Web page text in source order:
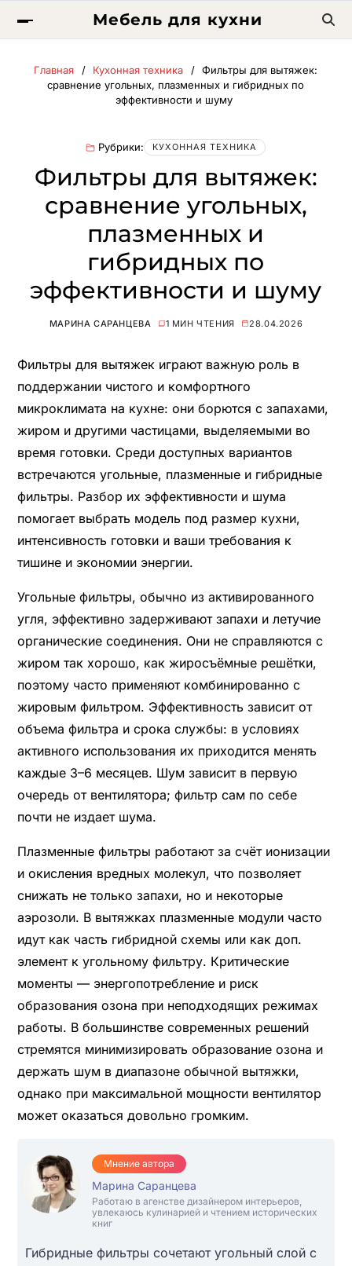
Мебель для кухни
Главная Кухонная техника
Фильтры для вытяжек:
сравнение угольных, плазменных и гибридных по
эффективности и шуму
Рубрики: КУХОННАЯ ТЕХНИКА
Фильтры для вытяжек:
сравнение угольных,
плазменных и
гибридных по
эффективности и шуму
МАРИНА САРАНЦЕВА 1 МИН ЧТЕНИЯ 28.04.2026
Фильтры для вытяжек играют важную роль в
поддержании чистого и комфортного
микроклимата на кухне: они борются с запахами,
жиром и другими частицами, выделяемыми во
время готовки. Среди доступных вариантов
встречаются угольные, плазменные и гибридные
фильтры. Разбор их эффективности и шума
помогает выбрать модель под размер кухни,
интенсивность готовки и ваши требования к
тишине и экономии энергии.
Угольные фильтры, обычно из активированного
угля, эффективно задерживают запахи и летучие
органические соединения. Они не справляются с
жиром так хорошо, как жиросъёмные решётки,
поэтому часто применяют комбинированно с
жировым фильтром. Эффективность зависит от
объема фильтра и срока службы: в условиях
активного использования их приходится менять
каждые 3–6 месяцев. Шум зависит в первую
очередь от вентилятора; фильтр сам по себе
почти не издает шума.
Плазменные фильтры работают за счёт ионизации
и окисления вредных молекул, что позволяет
снижать не только запахи, но и некоторые
аэрозоли. В вытяжках плазменные модули часто
идут как часть гибридной схемы или как доп.
элемент к угольному фильтру. Критические
моменты — энергопотребление и риск
образования озона при неподходящих режимах
работы. В большинстве современных решений
стремятся минимизировать образование озона и
держать шум в диапазоне обычной вытяжки,
однако при максимальной мощности вентилятор
может оказаться довольно громким.
Мнение автора
Марина Саранцева
Работаю в агенстве дизайнером интерьеров,
увлекаюсь кулинарией и чтением исторических
книг
Гибридные фильтры сочетают угольный слой с